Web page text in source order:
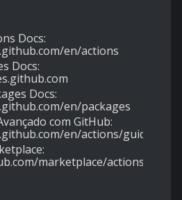
Docs:
en/actions
Docs:
Docs:
en/packages
com GitHub:
en/actions/guides
marketplace/actions